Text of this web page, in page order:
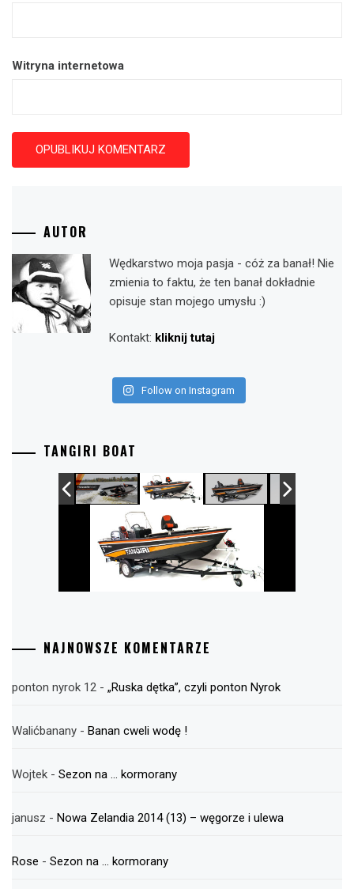
Witryna internetowa
AUTOR
Wędkarstwo moja pasja - cóż za banał! Nie
zmienia to faktu, że ten banał dokładnie
opisuje stan mojego umysłu :)
Kontakt: kliknij tutaj
Follow on Instagram
TANGIRI BOAT
NAJNOWSZE KOMENTARZE
ponton nyrok 12 - „Ruska dętka”, czyli ponton Nyrok
Walićbanany - Banan cweli wodę !
Wojtek - Sezon na … kormorany
janusz - Nowa Zelandia 2014 (13) – węgorze i ulewa
Rose - Sezon na … kormorany